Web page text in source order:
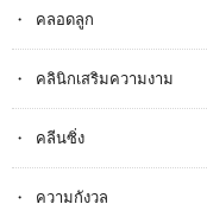
คลอดลูก
คลินิกเสริมความงาม
คลีนซิ่ง
ความกังวล